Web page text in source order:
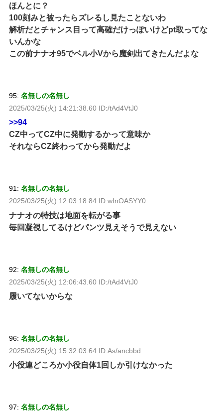
ほんとに？
100刻みと被ったらズレるし見たことないわ
解析だとチャンス目って高確だけっぽいけどpt取ってな
いんかな
この前ナナオ95でベル小Vから魔剣出てきたんだよな
95: 名無しの名無し
2025/03/25(火) 14:21:38.60 ID:/tAd4VtJ0
>>94
CZ中ってCZ中に発動するかって意味か
それならCZ終わってから発動だよ
91: 名無しの名無し
2025/03/25(火) 12:03:18.84 ID:wInOASYY0
ナナオの特技は地面を転がる事
毎回凝視してるけどパンツ見えそうで見えない
92: 名無しの名無し
2025/03/25(火) 12:06:43.60 ID:/tAd4VtJ0
履いてないからな
96: 名無しの名無し
2025/03/25(火) 15:32:03.64 ID:As/ancbbd
小役連どころか小役自体1回しか引けなかった
97: 名無しの名無し